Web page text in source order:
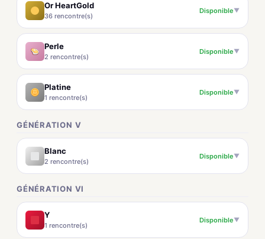
Or HeartGold
36 rencontre(s)
Disponible▼
Perle
2 rencontre(s)
Disponible▼
Platine
1 rencontre(s)
Disponible▼
GÉNÉRATION V
Blanc
2 rencontre(s)
Disponible▼
GÉNÉRATION VI
Y
1 rencontre(s)
Disponible▼